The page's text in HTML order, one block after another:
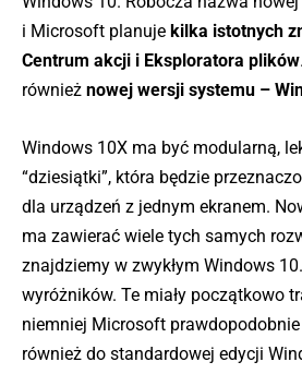
i Microsoft planuje kilka istotnych
Centrum akcji i Eksploratora plików
również nowej wersji systemu –
Windows 10X ma być modularną,
“dziesiątki”, która będzie
dla urządzeń z jednym ekranem.
ma zawierać wiele tych samych
znajdziemy w zwykłym Windows
wyróżników. Te miały początkowo
niemniej Microsoft
również do standardowej edycji